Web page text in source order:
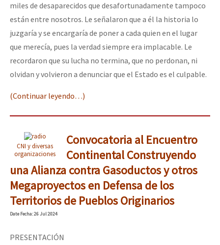
miles de desaparecidos que desafortunadamente tampoco
están entre nosotros. Le señalaron que a él la historia lo
juzgaría y se encargaría de poner a cada quien en el lugar
que merecía, pues la verdad siempre era implacable. Le
recordaron que su lucha no termina, que no perdonan, ni
olvidan y volvieron a denunciar que el Estado es el culpable.
(Continuar leyendo…)
CNI y diversas
organizaciones
Convocatoria al Encuentro
Continental Construyendo
una Alianza contra Gasoductos y otros
Megaproyectos en Defensa de los
Territorios de Pueblos Originarios
DateFecha: 26 Jul 2024
PRESENTACIÓN